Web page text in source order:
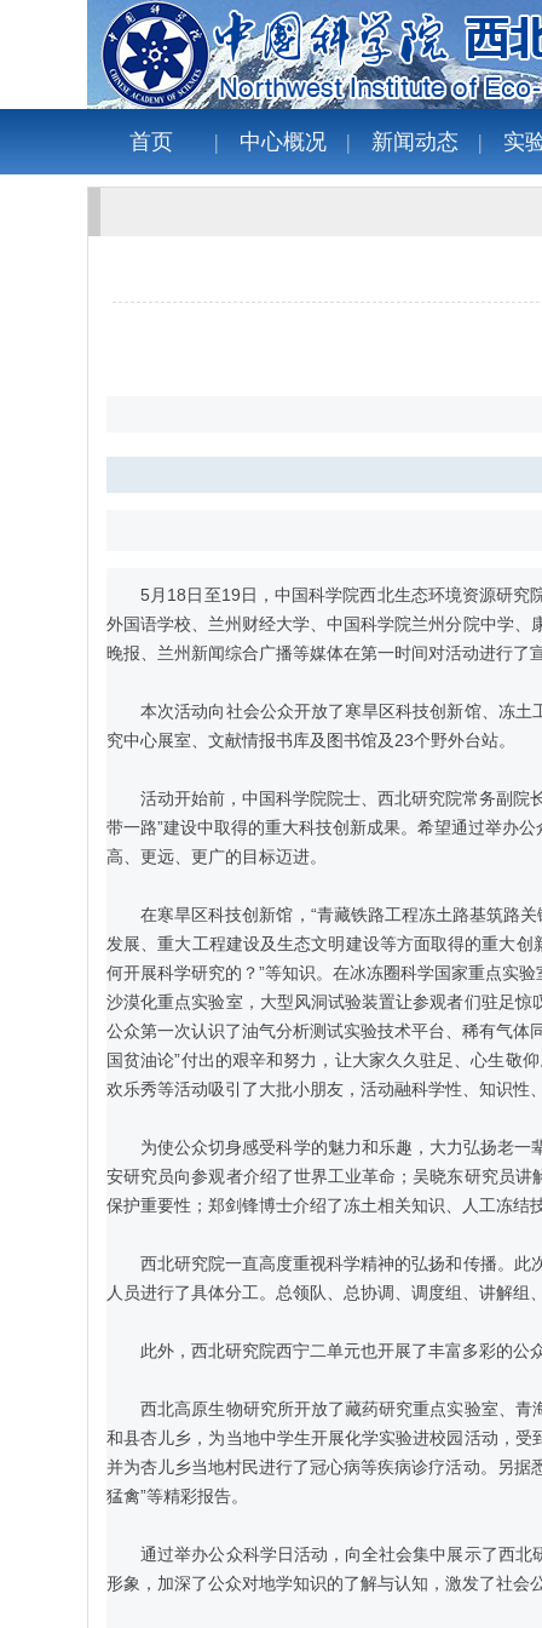
首页 中心概况 新闻动态 实
5月18日至19日，中国科学院西北生态环境资源研究院
外国语学校、兰州财经大学、中国科学院兰州分院中学
晚报、兰州新闻综合广播等媒体在第一时间对活动进行了
本次活动向社会公众开放了寒旱区科技创新馆、冻土
究中心展室、文献情报书库及图书馆及23个野外台站。
活动开始前，中国科学院院士、西北研究院常务副院
带一路”建设中取得的重大科技创新成果。希望通过举办
高、更远、更广的目标迈进。
在寒旱区科技创新馆，“青藏铁路工程冻土路基筑路关
发展、重大工程建设及生态文明建设等方面取得的重大创
何开展科学研究的？”等知识。在冰冻圈科学国家重点实
沙漠化重点实验室，大型风洞试验装置让参观者们驻足
公众第一次认识了油气分析测试实验技术平台、稀有气体
国贫油论”付出的艰辛和努力，让大家久久驻足、心生敬
欢乐秀等活动吸引了大批小朋友，活动融科学性、知识性
为使公众切身感受科学的魅力和乐趣，大力弘扬老一
安研究员向参观者介绍了世界工业革命；吴晓东研究员
保护重要性；郑剑锋博士介绍了冻土相关知识、人工冻结
西北研究院一直高度重视科学精神的弘扬和传播。此
人员进行了具体分工。总领队、总协调、调度组、讲解组
此外，西北研究院西宁二单元也开展了丰富多彩的公众
西北高原生物研究所开放了藏药研究重点实验室、青
和县杏儿乡，为当地中学生开展化学实验进校园活动，
并为杏儿乡当地村民进行了冠心病等疾病诊疗活动。另据
猛禽”等精彩报告。
通过举办公众科学日活动，向全社会集中展示了西北
形象，加深了公众对地学知识的了解与认知，激发了社会